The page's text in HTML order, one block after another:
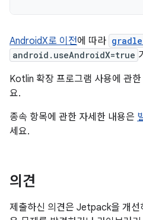
AndroidX로 이전에 따라
android.useAndroidX=true
Kotlin 확장 프로그램 사용에 관한
요.
종속 항목에 관한 자세한 내용은
세요.
의견
제출하신 의견은 Jetpack을 개선